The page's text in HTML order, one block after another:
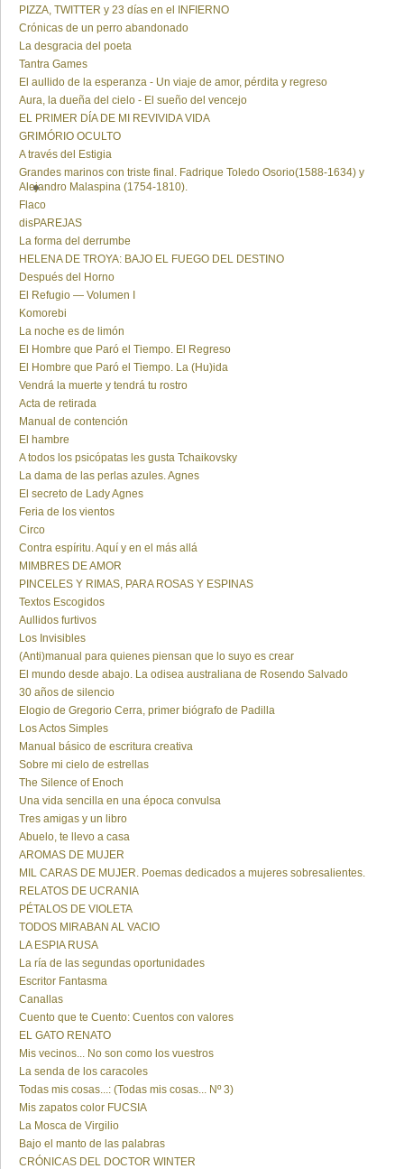
PIZZA, TWITTER y 23 días en el INFIERNO
Crónicas de un perro abandonado
La desgracia del poeta
Tantra Games
El aullido de la esperanza - Un viaje de amor, pérdita y regreso
Aura, la dueña del cielo - El sueño del vencejo
EL PRIMER DÍA DE MI REVIVIDA VIDA
GRIMÓRIO OCULTO
A través del Estigia
Grandes marinos con triste final. Fadrique Toledo Osorio(1588-1634) y
Alejandro Malaspina (1754-1810).
Flaco
disPAREJAS
La forma del derrumbe
HELENA DE TROYA: BAJO EL FUEGO DEL DESTINO
Después del Horno
El Refugio — Volumen I
Komorebi
La noche es de limón
El Hombre que Paró el Tiempo. El Regreso
El Hombre que Paró el Tiempo. La (Hu)ida
Vendrá la muerte y tendrá tu rostro
Acta de retirada
Manual de contención
El hambre
A todos los psicópatas les gusta Tchaikovsky
La dama de las perlas azules. Agnes
El secreto de Lady Agnes
Feria de los vientos
Circo
Contra espíritu. Aquí y en el más allá
MIMBRES DE AMOR
PINCELES Y RIMAS, PARA ROSAS Y ESPINAS
Textos Escogidos
Aullidos furtivos
Los Invisibles
(Anti)manual para quienes piensan que lo suyo es crear
El mundo desde abajo. La odisea australiana de Rosendo Salvado
30 años de silencio
Elogio de Gregorio Cerra, primer biógrafo de Padilla
Los Actos Simples
Manual básico de escritura creativa
Sobre mi cielo de estrellas
The Silence of Enoch
Una vida sencilla en una época convulsa
Tres amigas y un libro
Abuelo, te llevo a casa
AROMAS DE MUJER
MIL CARAS DE MUJER. Poemas dedicados a mujeres sobresalientes.
RELATOS DE UCRANIA
PÉTALOS DE VIOLETA
TODOS MIRABAN AL VACIO
LA ESPIA RUSA
La ría de las segundas oportunidades
Escritor Fantasma
Canallas
Cuento que te Cuento: Cuentos con valores
EL GATO RENATO
Mis vecinos... No son como los vuestros
La senda de los caracoles
Todas mis cosas...: (Todas mis cosas... Nº 3)
Mis zapatos color FUCSIA
La Mosca de Virgilio
Bajo el manto de las palabras
CRÓNICAS DEL DOCTOR WINTER